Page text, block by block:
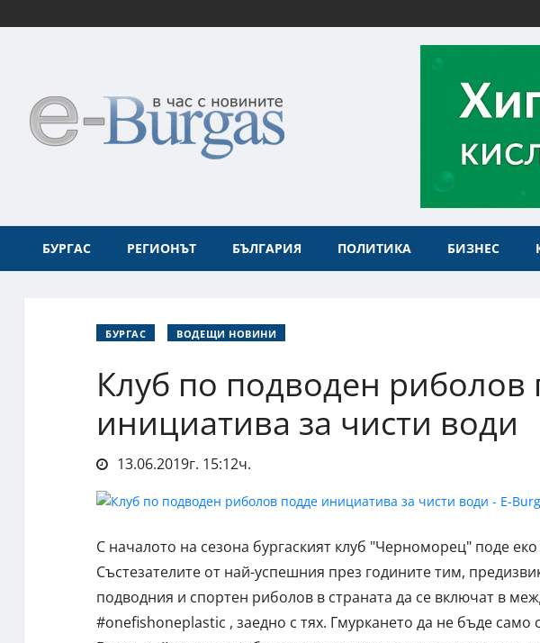
БУРГАС РЕГИОНЪТ БЪЛГАРИЯ ПОЛИТИКА БИЗНЕС
БУРГАС ВОДЕЩИ НОВИНИ
Клуб по подводен риболов
инициатива за чисти води
13.06.2019г. 15:12ч.
С началото на сезона бургаският клуб "Черноморец" поде
Състезателите от най-успешния през годините тим,
подводния и спортен риболов в страната да се включат в
#onefishoneplastic , заедно с тях. Гмуркането да не бъде само